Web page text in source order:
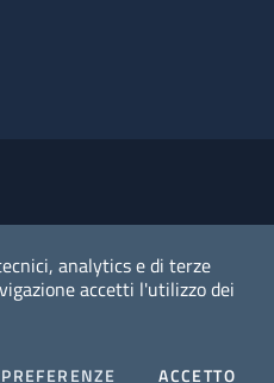
analytics e di terze
accetti l'utilizzo dei
PREFERENZE COOKIESACCETTOI
dato personale